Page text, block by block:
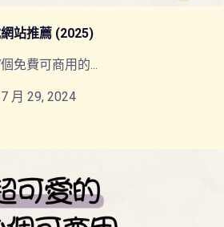
站推薦 (2025)
免費可商用的...
7 月 29, 2024